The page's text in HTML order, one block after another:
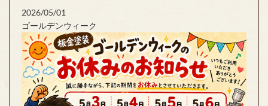
2026/05/01
ゴールデンウィーク